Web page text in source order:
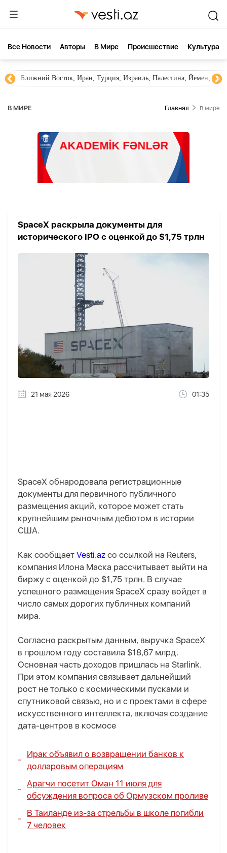
Все Новости Aвторы В Мире Происшествие Культура
Ближний Восток, Иран, Турция, Израиль, Палестина, Йемен,
В МИРЕ Главная В мире
SpaceX раскрыла документы для
исторического IPO с оценкой до $1,75 трлн
21 мая 2026 01:35
SpaceX обнародовала регистрационные
документы для первичного публичного
размещения акций, которое может стать
крупнейшим рыночным дебютом в истории
США.
Как сообщает Vesti.az со ссылкой на Reuters,
компания Илона Маска рассчитывает выйти на
биржу с оценкой до $1,75 трлн. В случае
успешного размещения SpaceX сразу войдет в
число самых дорогих публичных компаний
мира.
Согласно раскрытым данным, выручка SpaceX
в прошлом году составила $18,67 млрд.
Основная часть доходов пришлась на Starlink.
При этом компания связывает дальнейший
рост не только с космическими пусками и
спутниковой связью, но и с проектами в сфере
искусственного интеллекта, включая создание
дата-центров в космосе
Ирак объявил о возвращении банков к
долларовым операциям
Арагчи посетит Оман 11 июля для
обсуждения вопроса об Ормузском проливе
В Таиланде из-за стрельбы в школе погибли
7 человек